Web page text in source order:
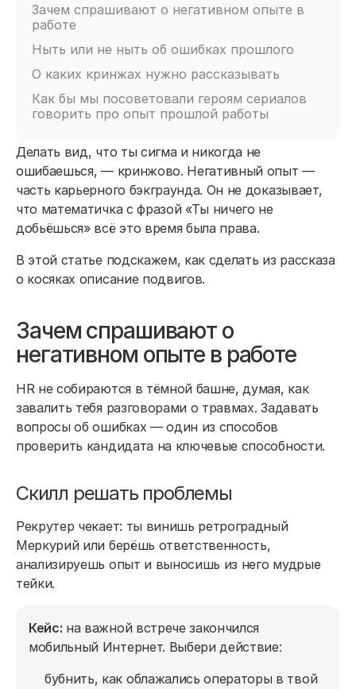
Делать вид, что ты сигма и никогда не
ошибаешься, — кринжово. Негативный опыт —
часть карьерного бэкграунда. Он не доказывает,
что математичка с фразой «Ты ничего не
добьёшься» всё это время была права.
В этой статье подскажем, как сделать из рассказа
о косяках описание подвигов.
Зачем спрашивают о
негативном опыте в работе
HR не собираются в тёмной башне, думая, как
завалить тебя разговорами о травмах. Задавать
вопросы об ошибках — один из способов
проверить кандидата на ключевые способности.
Скилл решать проблемы
Рекрутер чекает: ты винишь ретроградный
Меркурий или берёшь ответственность,
анализируешь опыт и выносишь из него мудрые
тейки.
Кейс: на важной встрече закончился
мобильный Интернет. Выбери действие:
бубнить, как облажались операторы в твой
Зачем спрашивают о негативном опыте в
работе
Ныть или не ныть об ошибках прошлого
О каких кринжах нужно рассказывать
Как бы мы посоветовали героям сериалов
говорить про опыт прошлой работы